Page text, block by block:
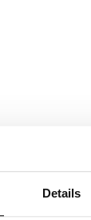
Details